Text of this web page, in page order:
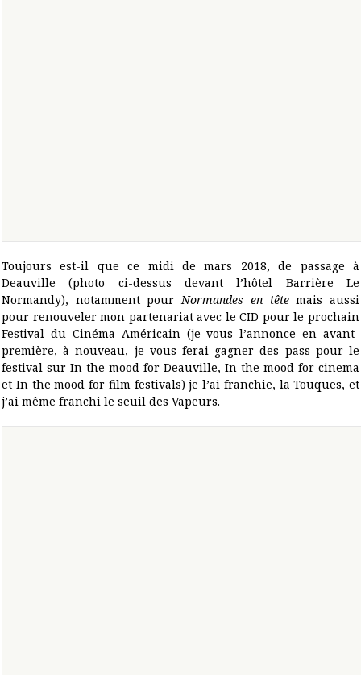
Toujours est-il que ce midi de mars 2018, de passage à
Deauville (photo ci-dessus devantl’hôtel Barrière Le
Normandy), notamment pourNormandes en têtemais aussi
pour renouveler mon partenariat avec le CID pour le prochain
Festival du Cinéma Américain (je vous l’annonce en avant-
première, à nouveau, je vous ferai gagner des pass pour le
festival sur In the mood for Deauville, In the mood for cinema
et In the mood for film festivals) je l’ai franchie, la Touques, et
j’ai même franchi le seuil des Vapeurs.